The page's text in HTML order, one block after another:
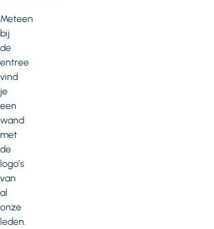
Meteen
bij
de
entree
vind
je
een
wand
met
de
logo’s
van
al
onze
leden.